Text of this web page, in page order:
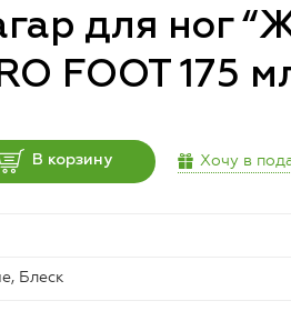
для ног
FOOT 175
В корзину Хочу в
Блеск